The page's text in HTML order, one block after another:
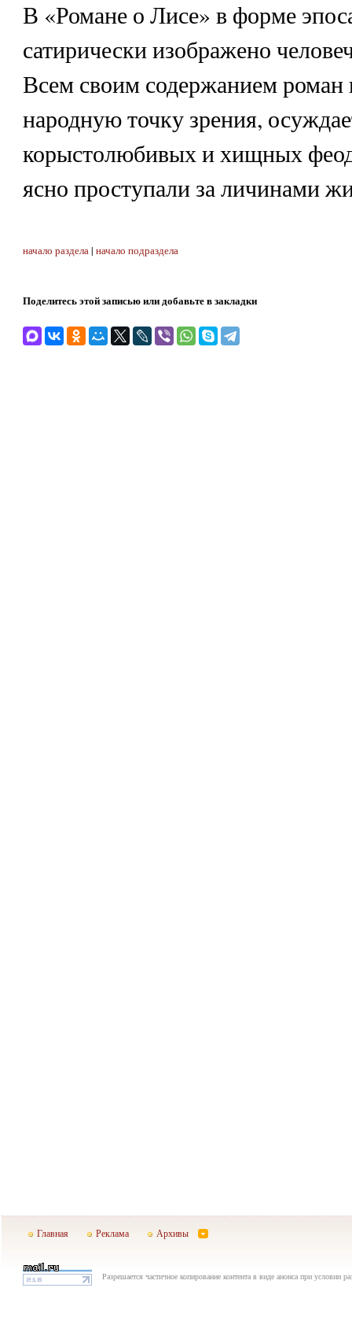
В «Романе о Лисе» в форме
сатирически изображено
Всем своим содержанием роман
народную точку зрения,
корыстолюбивых и хищных
ясно проступали за личинами
начало раздела| начало подраздела
Поделитесь этой записью или добавьте в закладки
Главная Реклама Архивы
Разрешается частичное копирование контента в виде анонса при условии